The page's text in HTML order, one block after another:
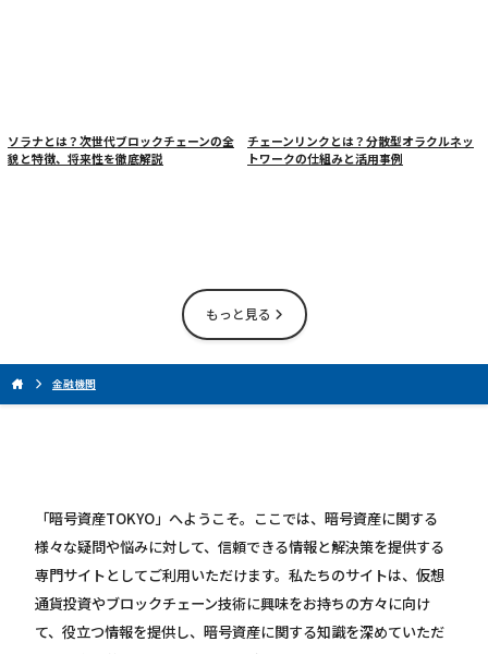
ソラナとは？次世代ブロックチェーンの全
貌と特徴、将来性を徹底解説
チェーンリンクとは？分散型オラクルネッ
トワークの仕組みと活用事例
もっと見る
金融機関
「暗号資産TOKYO」へようこそ。ここでは、暗号資産に関する
様々な疑問や悩みに対して、信頼できる情報と解決策を提供する
専門サイトとしてご利用いただけます。私たちのサイトは、仮想
通貨投資やブロックチェーン技術に興味をお持ちの方々に向け
て、役立つ情報を提供し、暗号資産に関する知識を深めていただ